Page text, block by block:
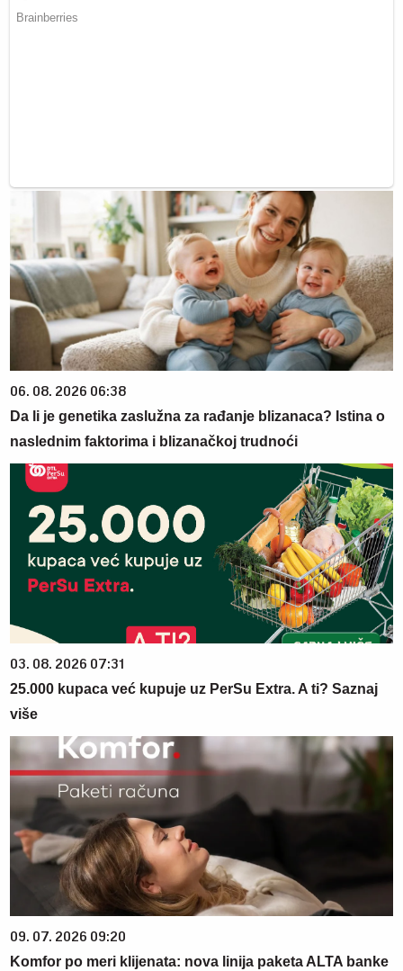
06. 08. 2026 06:38
Da li je genetika zaslužna za rađanje blizanaca? Istina o
naslednim faktorima i blizanačkoj trudnoći
03. 08. 2026 07:31
25.000 kupaca već kupuje uz PerSu Extra. A ti? Saznaj
više
09. 07. 2026 09:20
Komfor po meri klijenata: nova linija paketa ALTA banke